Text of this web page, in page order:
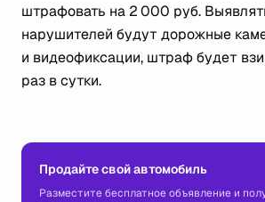
штрафовать на 2 000 руб.
нарушителей будут дорожные
и видеофиксации, штраф будет
раз в сутки.
Продайте свой автомобиль
Разместите бесплатное объявление и